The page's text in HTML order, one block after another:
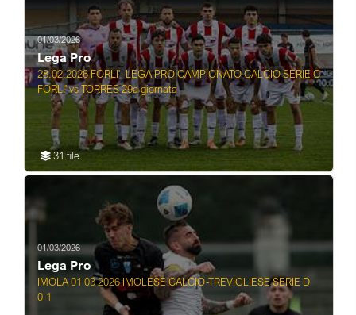
01/03/2026
Lega Pro
28.02.2026 FORLI'- LEGA PRO CAMPIONATO CALCIO SERIE C
FORLI' vs TORRES 29a giornata
31 file
01/03/2026
Lega Pro
IMOLA 01 03 2026 IMOLESE CALCIO-TREVIGLIESE SERIE D
0-1